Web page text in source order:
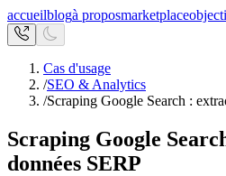
accueilblogà proposmarketplace
Cas d'usage
/SEO & Analytics
/Scraping Google Search :
Scraping Google
données SERP